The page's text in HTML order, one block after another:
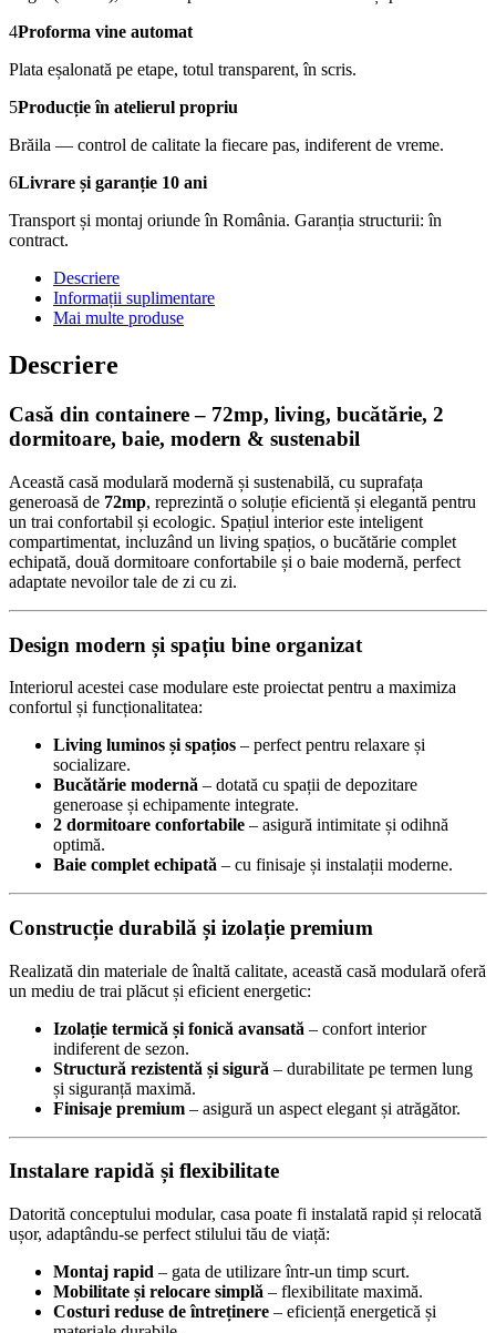
4Proforma vine automat
Plata eșalonată pe etape, totul transparent, în scris.
5Producție în atelierul propriu
Brăila — control de calitate la fiecare pas, indiferent de vreme.
6Livrare și garanție 10 ani
Transport și montaj oriunde în România. Garanția structurii: în
contract.
Descriere
Informații suplimentare
Mai multe produse
Descriere
Casă din containere – 72mp, living, bucătărie, 2
dormitoare, baie, modern & sustenabil
Această casă modulară modernă și sustenabilă, cu suprafața
generoasă de 72mp, reprezintă o soluție eficientă și elegantă pentru
un trai confortabil și ecologic. Spațiul interior este inteligent
compartimentat, incluzând un living spațios, o bucătărie complet
echipată, două dormitoare confortabile și o baie modernă, perfect
adaptate nevoilor tale de zi cu zi.
Design modern și spațiu bine organizat
Interiorul acestei case modulare este proiectat pentru a maximiza
confortul și funcționalitatea:
Living luminos și spațios – perfect pentru relaxare și
socializare.
Bucătărie modernă – dotată cu spații de depozitare
generoase și echipamente integrate.
2 dormitoare confortabile – asigură intimitate și odihnă
optimă.
Baie complet echipată – cu finisaje și instalații moderne.
Construcție durabilă și izolație premium
Realizată din materiale de înaltă calitate, această casă modulară oferă
un mediu de trai plăcut și eficient energetic:
Izolație termică și fonică avansată – confort interior
indiferent de sezon.
Structură rezistentă și sigură – durabilitate pe termen lung
și siguranță maximă.
Finisaje premium – asigură un aspect elegant și atrăgător.
Instalare rapidă și flexibilitate
Datorită conceptului modular, casa poate fi instalată rapid și relocată
ușor, adaptându-se perfect stilului tău de viață:
Montaj rapid – gata de utilizare într-un timp scurt.
Mobilitate și relocare simplă – flexibilitate maximă.
Costuri reduse de întreținere – eficiență energetică și